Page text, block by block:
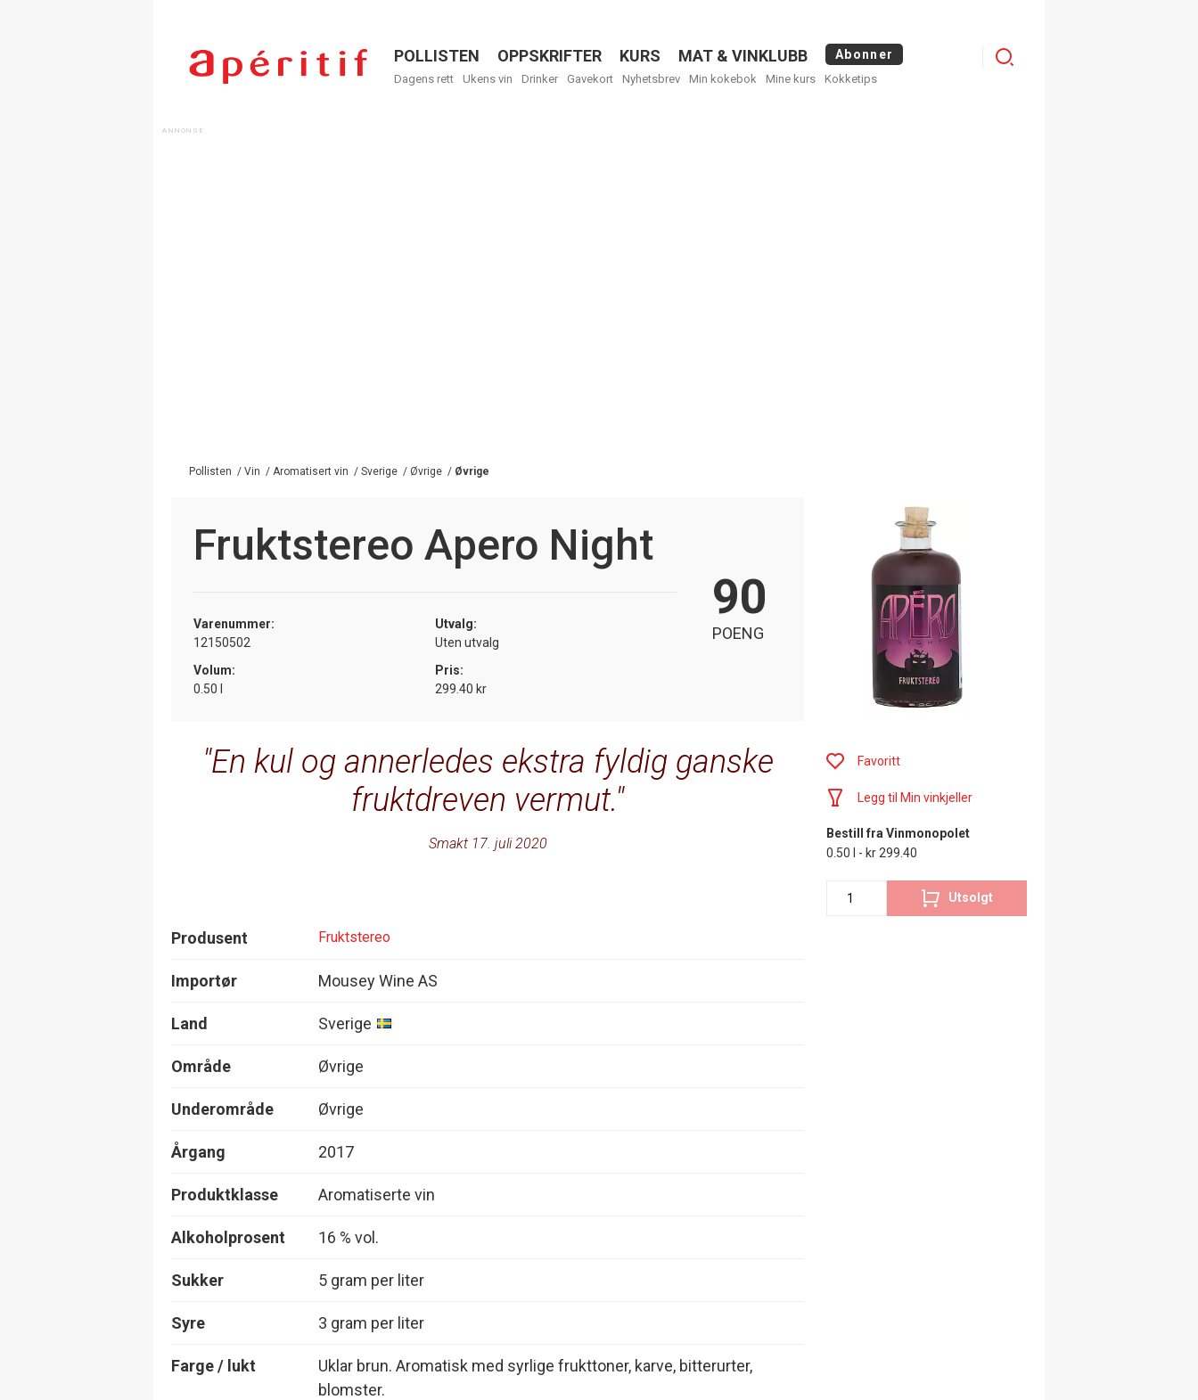
Menu
POLLISTEN OPPSKRIFTER KURS MAT & VINKLUBB Abonner
Dagens rett Ukens vin Drinker Gavekort Nyhetsbrev Min kokebok Mine kurs Kokketips
Menu
Pollisten / Vin / Aromatisert vin / Sverige / Øvrige / Øvrige
Fruktstereo Apero Night
Varenummer:
12150502
Utvalg:
Uten utvalg
Volum:
0.50 l
Pris:
299.40 kr
90
POENG
En kul og annerledes ekstra fyldig ganske
fruktdreven vermut.
Smakt 17. juli 2020
Produsent Fruktstereo
Importør Mousey Wine AS
Land Sverige
Område Øvrige
Underområde Øvrige
Årgang 2017
Produktklasse Aromatiserte vin
Alkoholprosent 16 % vol.
Sukker 5 gram per liter
Syre 3 gram per liter
Farge / lukt
Uklar brun. Aromatisk med syrlige frukttoner, karve, bitterurter,
blomster.
Favoritt
Legg til Min vinkjeller
Bestill fra Vinmonopolet
0.50 l - kr 299.40
Utsolgt